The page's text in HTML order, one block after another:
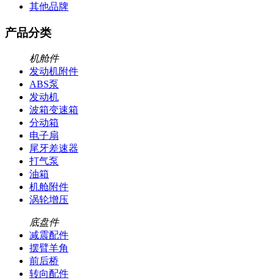
其他品牌
产品分类
机舱件
发动机附件
ABS泵
发动机
波箱变速箱
分动箱
电子扇
尾牙差速器
打气泵
油箱
机舱附件
涡轮增压
底盘件
减震配件
摆臂羊角
前后桥
转向配件